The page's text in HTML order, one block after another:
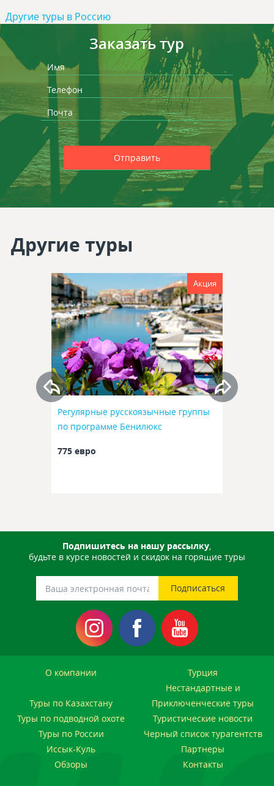
Другие туры в Россию
Заказать тур
Другие туры
Акция
Регулярные русскоязычные группы
по программе Бенилюкс
775 евро
Подпишитесь на нашу рассылку,
будьте в курсе новостей и скидок на горящие туры
О компании Турция
Туры по Казахстану
Нестандартные и
Приключенческие туры
Туры по подводной охоте
Туристические новости
Туры по России
Черный список турагентств
Иссык-Куль
Партнеры
Обзоры
Контакты